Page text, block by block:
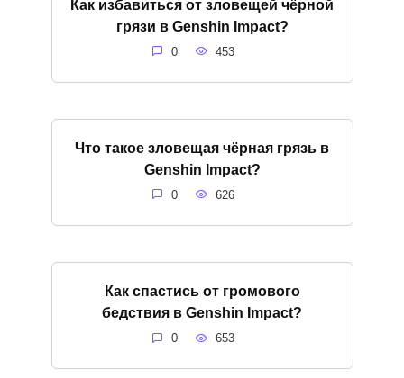
Как избавиться от зловещей чёрной
грязи в Genshin Impact?
0 453
Что такое зловещая чёрная грязь в
Genshin Impact?
0 626
Как спастись от громового
бедствия в Genshin Impact?
0 653